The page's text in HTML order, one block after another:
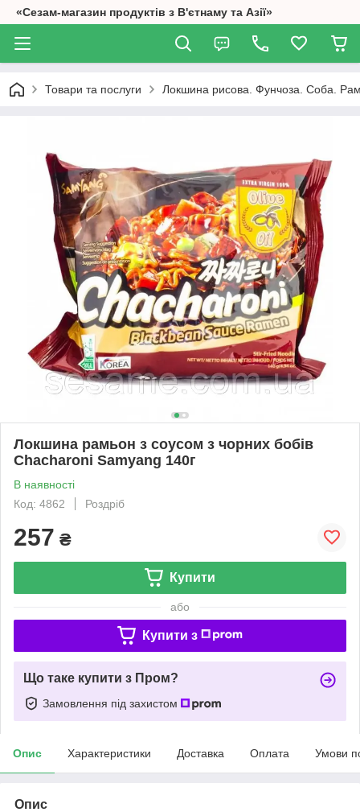
«Сезам-магазин продуктів з В'єтнаму та Азії»
Товари та послуги Локшина рисова. Фунчоза. Соба.
Локшина рамьон з соусом з чорних бобів
Chacharoni Samyang 140г
В наявності
Код: 4862
Роздріб
257 ₴
Купити
або
Купити з
Що таке купити з Пром?
Замовлення під захистом
Опис Характеристики Доставка Оплата Умови
Опис